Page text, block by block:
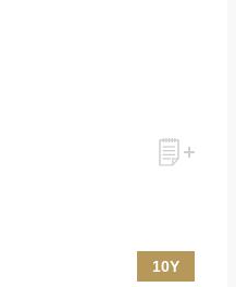
10Y
exklusives Monats-
hier für unseren Newsletter